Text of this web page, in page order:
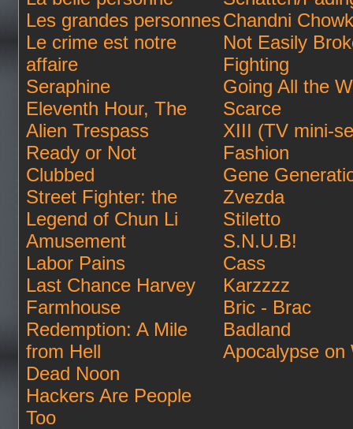
Les grandes personnes
Le crime est notre
affaire
Seraphine
Eleventh Hour, The
Alien Trespass
Ready or Not
Clubbed
Street Fighter: the
Legend of Chun Li
Amusement
Labor Pains
Last Chance Harvey
Farmhouse
Redemption: A Mile
from Hell
Dead Noon
Hackers Are People
Too
Chandni
Not Easily
Fighting
Going All the
Scarce
XIII (TV mini-
Fashion
Gene
Zvezda
Stiletto
S.N.U.B!
Cass
Karzzzz
Bric - Brac
Badland
Apocalypse on